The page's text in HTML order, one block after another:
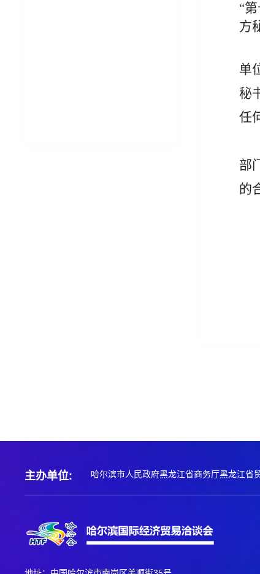
“
方
单
秘
任
部
的
主办单位: 哈尔滨市人民政府黑龙江省商务厅黑龙江省